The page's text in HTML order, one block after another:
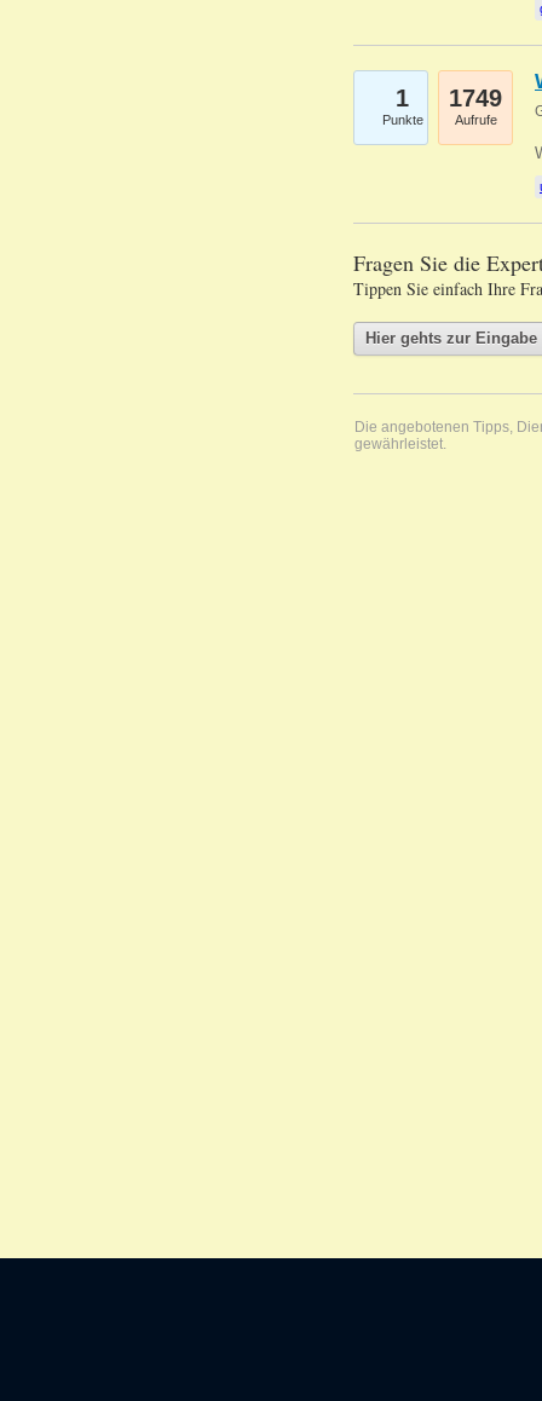
1
Punkte
1749
Aufrufe
Fragen Sie die
Tippen Sie einfach Ihre
Die angebotenen Tipps,
gewährleistet.